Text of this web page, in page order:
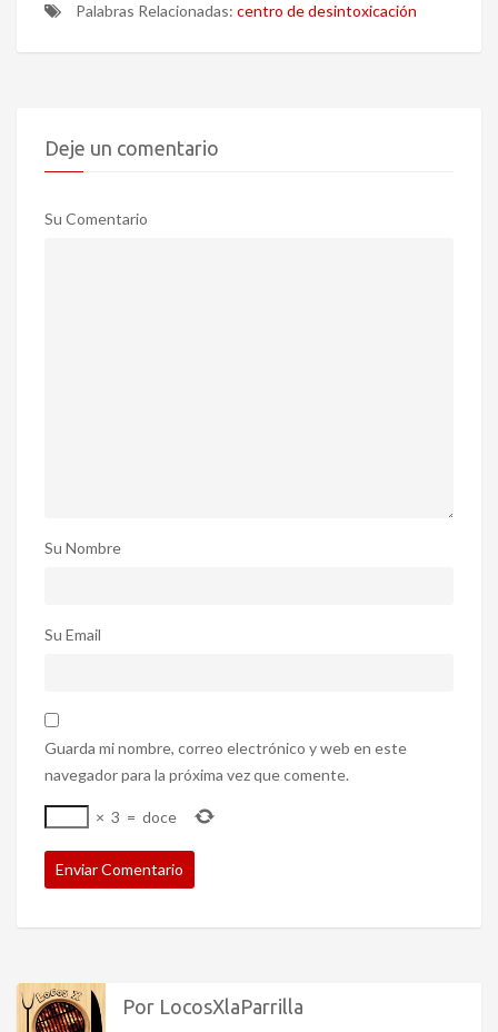
Palabras Relacionadas: centro de desintoxicación
Deje un comentario
Su Comentario
Su Nombre
Su Email
Guarda mi nombre, correo electrónico y web en este
navegador para la próxima vez que comente.
× 3 = doce
Por LocosXlaParrilla